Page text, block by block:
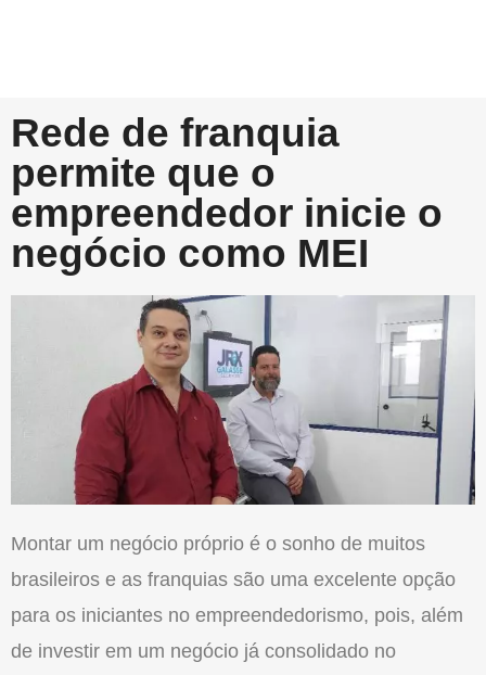
Rede de franquia
permite que o
empreendedor inicie o
negócio como MEI
Montar um negócio próprio é o sonho de muitos
brasileiros e as franquias são uma excelente opção
para os iniciantes no empreendedorismo, pois, além
de investir em um negócio já consolidado no